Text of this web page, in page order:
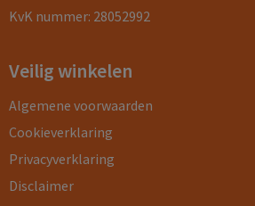
KvK nummer: 28052992
Veilig winkelen
Algemene voorwaarden
Cookieverklaring
Privacyverklaring
Disclaimer